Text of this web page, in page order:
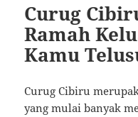
Curug
Ramah
Kamu
Curug Cibiru
yang mulai banyak